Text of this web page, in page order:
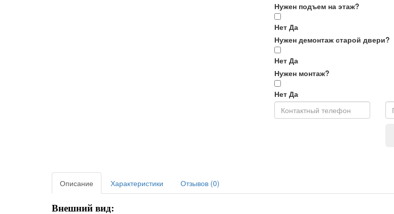
Нужен подъем на этаж?
Нет Да
Нужен демонтаж старой двери?
Нет Да
Нужен монтаж?
Нет Да
Описание Характеристики Отзывов (0)
Внешний вид: